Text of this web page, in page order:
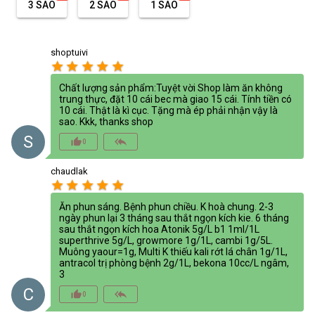
3 SAO 2 SAO 1 SAO
S
shoptuivi
star star star star star
Chất lượng sản phẩm:Tuyệt vời Shop làm ăn không
trung thực, đặt 10 cái bec mà giao 15 cái. Tính tiền có
10 cái. Thật là kì cục. Tặng mà ép phải nhận vậy là
sao. Kkk, thanks shop
thumb_up_alt0 reply_all
C
chaudlak
star star star star star
Ăn phun sáng. Bệnh phun chiều. K hoà chung. 2-3
ngày phun lại 3 tháng sau thắt ngọn kích kie. 6 tháng
sau thắt ngọn kích hoa Atonik 5g/L b1 1ml/1L
superthrive 5g/L, growmore 1g/1L, cambi 1g/5L.
Muông yaour=1g, Multi K thiếu kali rớt lá chân 1g/1L,
antracol trị phòng bệnh 2g/1L, bekona 10cc/L ngâm,
3
thumb_up_alt0 reply_all